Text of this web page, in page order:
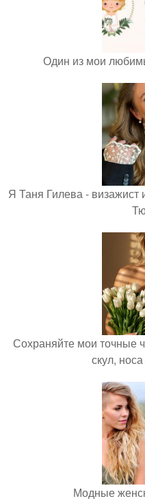
Один из мои
Я Таня Гилева - визажист
Сохраняйте мои точные
скул,
Модные